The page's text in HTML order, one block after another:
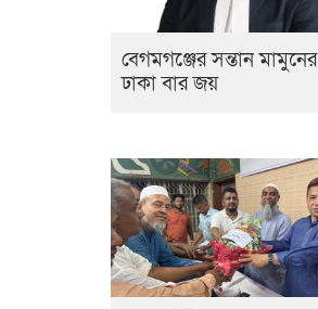
বেগমগঞ্জের সন্তান মামুনের
ঢাকা বার জয়